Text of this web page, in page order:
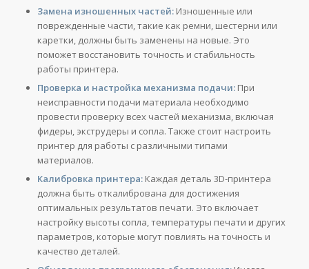
Замена изношенных частей:Изношенные или
поврежденные части, такие как ремни, шестерни или
каретки, должны быть заменены на новые. Это
поможет восстановить точность и стабильность
работы принтера.
Проверка и настройка механизма подачи:При
неисправности подачи материала необходимо
провести проверку всех частей механизма, включая
фидеры, экструдеры и сопла. Также стоит настроить
принтер для работы с различными типами
материалов.
Калибровка принтера:Каждая деталь 3D-принтера
должна быть откалибрована для достижения
оптимальных результатов печати. Это включает
настройку высоты сопла, температуры печати и других
параметров, которые могут повлиять на точность и
качество деталей.